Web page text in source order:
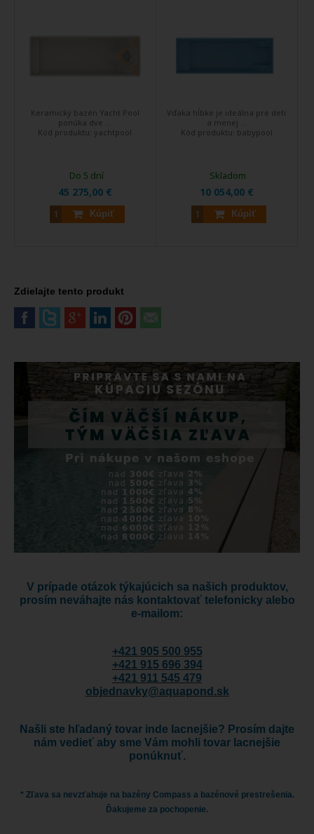
Keramický bazén Yacht Pool
ponúka dve ...
Kód produktu:yachtpool
45 275,00 €
Kúpiť
Do 5 dní
Vďaka hĺbke je ideálna pre deti
a menej ...
Kód produktu: babypool
10 054,00 €
Kúpiť
Skladom
Zdielajte tento produkt
V prípade otázok týkajúcich sa našich produktov,
prosím neváhajte nás kontaktovať telefonicky alebo
e-mailom:
+421 905 500 955
+421 915 696 394
+421 911 545 479
objednavky@aquapond.sk
Našli ste hľadaný tovar inde lacnejšie? Prosím dajte
nám vedieť aby sme Vám mohli tovar lacnejšie
ponúknuť.
* Zľava sa nevzťahuje na bazény Compass a bazénové prestrešenia.
Ďakujeme za pochopenie.